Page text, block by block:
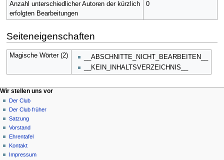
Anzahl unterschiedlicher Autoren der kürzlich
erfolgten Bearbeitungen
0
Seiteneigenschaften
Magische Wörter (2)
__ABSCHNITTE_NICHT_BEARBEITEN__
__KEIN_INHALTSVERZEICHNIS__
N
a
v
g
a
Seitenaktionen
Seite
Diskussion
Lesen
Quelltext
anzeigen
Versionsgeschichte
Meine Werkzeuge
Anmelden
Wir stellen uns vor
Der Club
Der Club früher
Satzung
Vorstand
Ehrentafel
Kontakt
Impressum